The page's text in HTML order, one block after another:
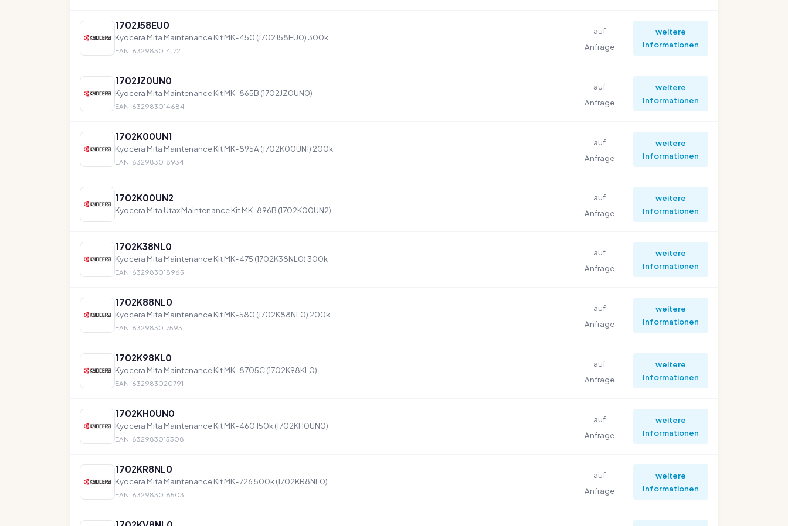
1702J58EU0
Kyocera Mita Maintenance Kit MK-450 (1702J58EU0) 300k
EAN: 632983014172
auf
Anfrage
weitere
Informationen
1702JZ0UN0
Kyocera Mita Maintenance Kit MK-865B (1702JZ0UN0)
EAN: 632983014684
auf
Anfrage
weitere
Informationen
1702K00UN1
Kyocera Mita Maintenance Kit MK-895A (1702K00UN1) 200k
EAN: 632983018934
auf
Anfrage
weitere
Informationen
1702K00UN2
Kyocera Mita Utax Maintenance Kit MK-896B (1702K00UN2)
auf
Anfrage
weitere
Informationen
1702K38NL0
Kyocera Mita Maintenance Kit MK-475 (1702K38NL0) 300k
EAN: 632983018965
auf
Anfrage
weitere
Informationen
1702K88NL0
Kyocera Mita Maintenance Kit MK-580 (1702K88NL0) 200k
EAN: 632983017593
auf
Anfrage
weitere
Informationen
1702K98KL0
Kyocera Mita Maintenance Kit MK-8705C (1702K98KL0)
EAN: 632983020791
auf
Anfrage
weitere
Informationen
1702KH0UN0
Kyocera Mita Maintenance Kit MK-460 150k (1702KH0UN0)
EAN: 632983015308
auf
Anfrage
weitere
Informationen
1702KR8NL0
Kyocera Mita Maintenance Kit MK-726 500k (1702KR8NL0)
EAN: 632983016503
auf
Anfrage
weitere
Informationen